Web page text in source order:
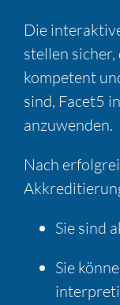
Die
stellen sicher,
kompetent
sind, Facet5
anzuwenden.
Nach
Sie sind
Sie